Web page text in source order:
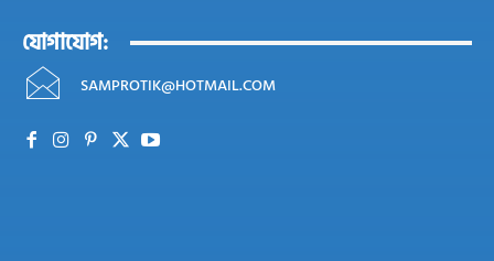
যোগাযোগ:
SAMPROTIK@HOTMAIL.COM